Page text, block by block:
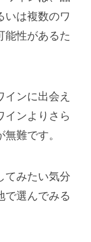
いは複数のワ
能性があるた
ンに出会え
インよりさら
難です。
てみたい気分
で選んでみる